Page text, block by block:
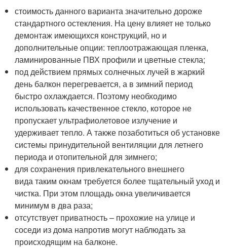
стоимость данного варианта значительно дороже
стандартного остекления. На цену влияет не только
демонтаж имеющихся конструкций, но и
дополнительные опции: теплоотражающая пленка,
ламинированные ПВХ профили и цветные стекла;
под действием прямых солнечных лучей в жаркий
день балкон перегревается, а в зимний период
быстро охлаждается. Поэтому необходимо
использовать качественное стекло, которое не
пропускает ультрафиолетовое излучение и
удерживает тепло. А также позаботиться об установке
системы принудительной вентиляции для летнего
периода и отопительной для зимнего;
для сохранения привлекательного внешнего
вида таким окнам требуется более тщательный уход и
чистка. При этом площадь окна увеличивается
минимум в два раза;
отсутствует приватность – прохожие на улице и
соседи из дома напротив могут наблюдать за
происходящим на балконе.